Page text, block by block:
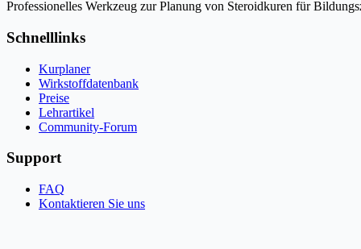
Professionelles Werkzeug zur Planung von Steroidkuren für
Schnelllinks
Kurplaner
Wirkstoffdatenbank
Preise
Lehrartikel
Community-Forum
Support
FAQ
Kontaktieren Sie uns